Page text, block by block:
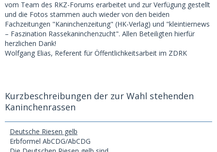
vom Team des RKZ-Forums erarbeitet und zur Verfügung gestellt
und die Fotos stammen auch wieder von den beiden
Fachzeitungen "Kaninchenzeitung" (HK-Verlag) und "kleintiernews
– Faszination Rassekaninchenzucht". Allen Beteiligten hierfür
herzlichen Dank!
Wolfgang Elias, Referent für Öffentlichkeitsarbeit im ZDRK
Kurzbeschreibungen der zur Wahl stehenden
Kaninchenrassen
Deutsche Riesen gelb
Erbformel AbCDG/AbCDG